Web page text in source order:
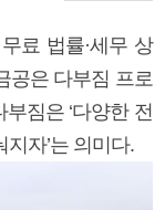
료 법률·세무 상
공은 다부짐 프로
짐은 ‘다양한 전
자’는 의미다.